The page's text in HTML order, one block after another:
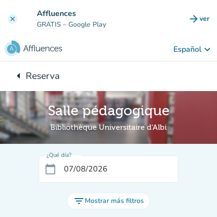
clear Affluences
GRATIS – Google Play arrow_forward ver
Español keyboard_arrow_down
arrow_leftVuelta:
Reserva
Salle pédagogique
Bibliothèque Universitaire d'Albi
¿Qué día?
calendar_today
filter_list Mostrar más filtros